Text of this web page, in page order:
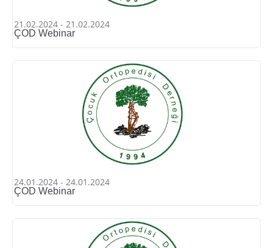
21.02.2024 - 21.02.2024
ÇOD Webinar
24.01.2024 - 24.01.2024
ÇOD Webinar